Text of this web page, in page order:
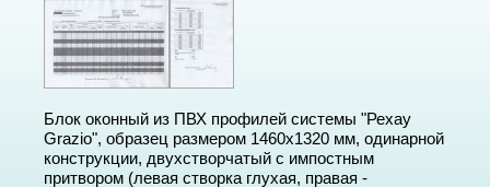
Блок оконный из ПВХ профилей системы "Рехау
Grazio", образец размером 1460х1320 мм, одинарной
конструкции, двухстворчатый с импостным
притвором (левая створка глухая, правая -